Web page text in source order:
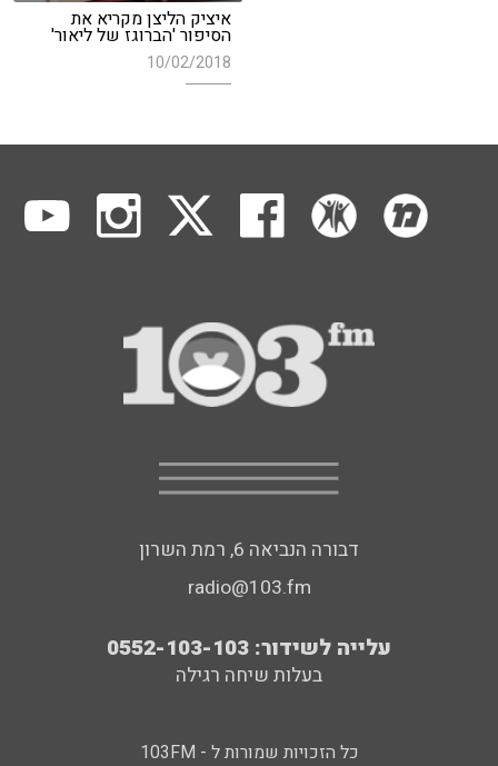
איציק הליצן מקריא את
הסיפור 'הברוגז של ליאור'
10/02/2018
דבורה הנביאה 6, רמת השרון
radio@103.fm
עלייה לשידור: 0552-103-103
בעלות שיחה רגילה
כל הזכויות שמורות ל - 103FM